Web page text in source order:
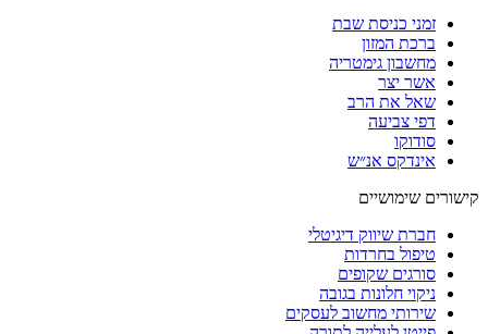
זמני כניסת שבת
ברכת המזון
מחשבון גימטריה
אשר יצר
שאל את הרב
דפי צביעה
סודוקו
אינדקס אנ״ש
קישורים שימושיים
חברת שיווק דיגיטלי
טיפול בחרדות
סורגים שקופים
ניקוי חלונות בגובה
שירותי מחשוב לעסקים